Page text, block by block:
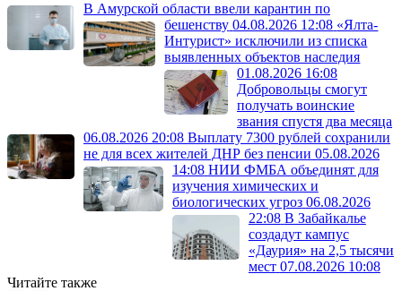
В Амурской области ввели карантин по
бешенству 04.08.2026 12:08 «Ялта-
Интурист» исключили из списка
выявленных объектов наследия
01.08.2026 16:08
Добровольцы смогут
получать воинские
звания спустя два месяца
06.08.2026 20:08 Выплату 7300 рублей сохранили
не для всех жителей ДНР без пенсии 05.08.2026
14:08 НИИ ФМБА объединят для
изучения химических и
биологических угроз 06.08.2026
22:08 В Забайкалье
создадут кампус
«Даурия» на 2,5 тысячи
мест 07.08.2026 10:08
Читайте также